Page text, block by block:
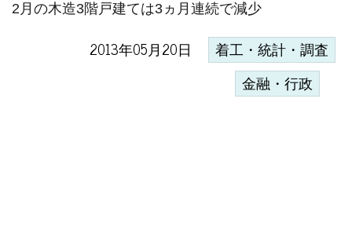
2月の木造3階戸建ては3ヵ月連続で減少
2013年05月20日 着工・統計・調査
金融・行政